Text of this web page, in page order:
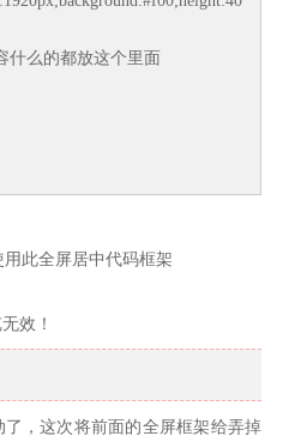
么的都放这个里面
效！
，这次将前面的全屏框架给弄掉